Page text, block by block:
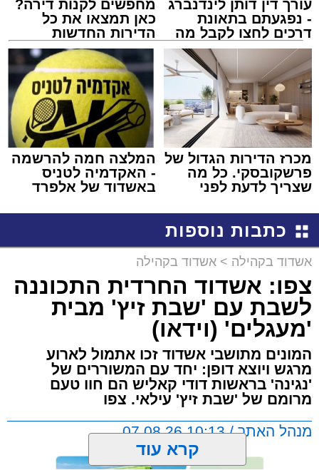
עורך דין דותן לינדנברג
- נפגעתם בתאונת
דרכים לחצו לקבל מה
שמגיע לכם
מחפשים לקנות דירה?
כאן תמצאו את כל
הדירות החדשות
למכירה באשדוד >>>
מכרז הדירות הגדול של
פרשקובסקי. כל מה
שצריך לדעת לפני
באשדוד
המלצה חמה להרשמה
- האקדמיה לטניס
באשדוד של אלפרד
כתבות נוספות
אשדוד בקהילה > אשדוד בקהילה
צפו: אשדוד החרדית התכוננה
לשבת עם 'שבת זיץ' מבית
'מעגלים' (וידאו)
המונים מתושבי אשדוד זכו אתמול לארוע
מרגש ויוצא דופן: יחד עם המשוררים של
'נגינה' בראשות דודי קאליש הם חוו טעם
מרומם של 'שבת זיץ' עילאי. צפו
מנהל האתר / 10:13 07.08.26
קרא עוד